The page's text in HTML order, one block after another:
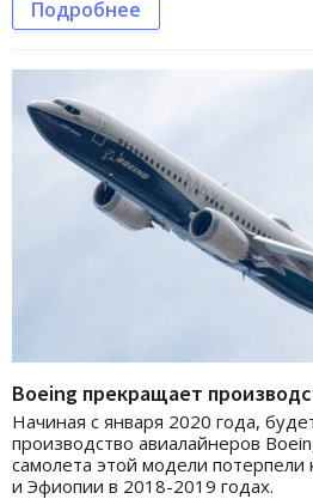
Подробнее
Boeing прекращает
Начиная с января 2020 года,
производство авиалайнеров
самолета этой модели
и Эфиопии в 2018-2019 годах.